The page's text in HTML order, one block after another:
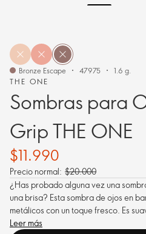
THE ONE
Sombras para
Grip THE ONE
Bronze Escape 47975 1.6 g.
$11.990
Precio normal: $20.000
¿Has probado alguna vez una
una brisa? Esta sombra de ojos en
metálicos con un toque fresco. Es
y perfecta para cualquier escapada
Leer más